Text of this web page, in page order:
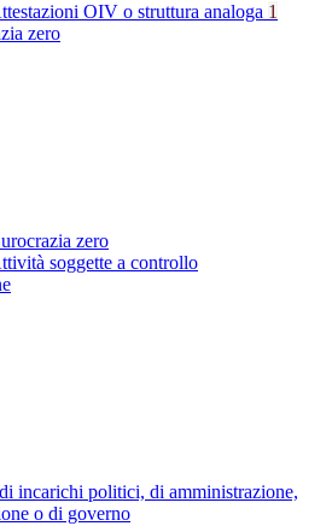
OIV o struttura analoga 1
zero
zero
soggette a controllo
incarichi politici, di amministrazione,
o di governo